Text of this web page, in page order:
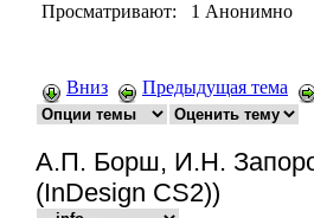
Просматривают: 1 Анонимно
Вниз Предыдущая тема
А.П. Борш, И.Н.
(InDesign CS2))